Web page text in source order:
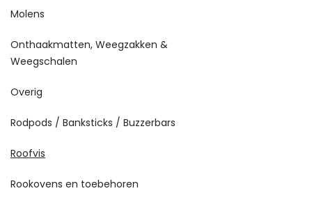
Molens
Onthaakmatten, Weegzakken &
Weegschalen
Overig
Rodpods / Banksticks / Buzzerbars
Roofvis
Rookovens en toebehoren